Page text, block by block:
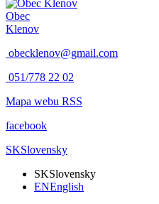
Obec
Klenov
obecklenov@gmail.com
051/778 22 02
Mapa webu RSS
facebook
SKSlovensky
SKSlovensky
ENEnglish